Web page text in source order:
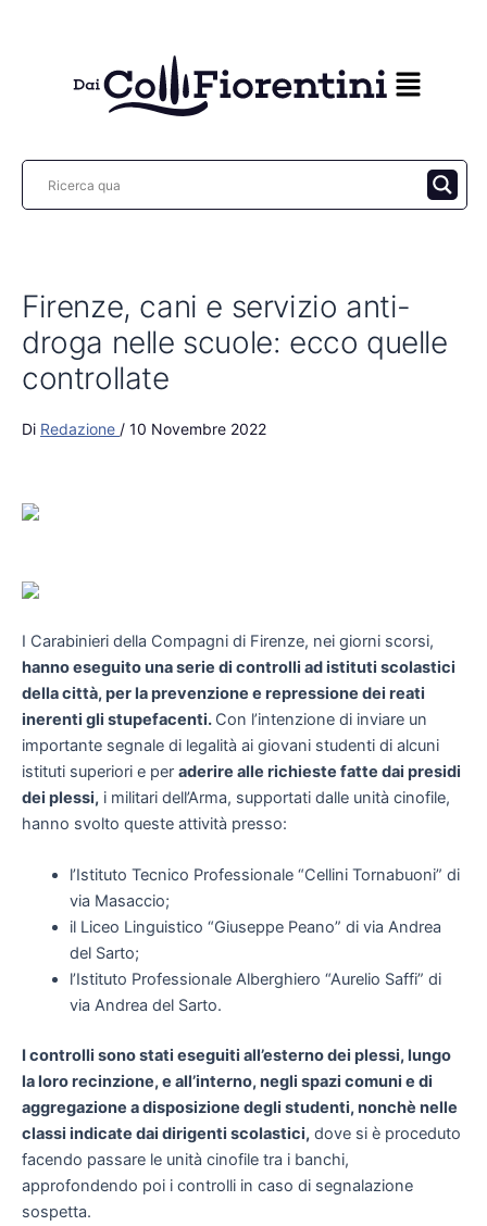
Firenze, cani e servizio anti-
droga nelle scuole: ecco quelle
controllate
Di Redazione / 10 Novembre 2022
I Carabinieri della Compagni di Firenze, nei giorni scorsi,
hanno eseguito una serie di controlli ad istituti scolastici
della città, per la prevenzione e repressione dei reati
inerenti gli stupefacenti. Con l’intenzione di inviare un
importante segnale di legalità ai giovani studenti di alcuni
istituti superiori e per aderire alle richieste fatte dai presidi
dei plessi, i militari dell’Arma, supportati dalle unità cinofile,
hanno svolto queste attività presso:
l’Istituto Tecnico Professionale “Cellini Tornabuoni” di
via Masaccio;
il Liceo Linguistico “Giuseppe Peano” di via Andrea
del Sarto;
l’Istituto Professionale Alberghiero “Aurelio Saffi” di
via Andrea del Sarto.
I controlli sono stati eseguiti all’esterno dei plessi, lungo
la loro recinzione, e all’interno, negli spazi comuni e di
aggregazione a disposizione degli studenti, nonchè nelle
classi indicate dai dirigenti scolastici, dove si è proceduto
facendo passare le unità cinofile tra i banchi,
approfondendo poi i controlli in caso di segnalazione
sospetta.